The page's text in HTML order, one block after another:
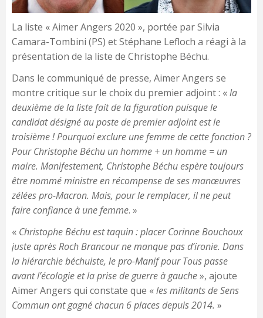
La liste « Aimer Angers 2020 », portée par Silvia
Camara-Tombini (PS) et Stéphane Lefloch a réagi à la
présentation de la liste de Christophe Béchu.
Dans le communiqué de presse, Aimer Angers se
montre critique sur le choix du premier adjoint : «la
deuxième de la liste fait de la figuration puisque le
candidat désigné au poste de premier adjoint est le
troisième ! Pourquoi exclure une femme de cette fonction ?
Pour Christophe Béchu un homme + un homme = un
maire. Manifestement, Christophe Béchu espère toujours
être nommé ministre en récompense de ses manœuvres
zélées pro-Macron. Mais, pour le remplacer, il ne peut
faire confiance à une femme. »
« Christophe Béchu est taquin : placer Corinne Bouchoux
juste après Roch Brancour ne manque pas d’ironie. Dans
la hiérarchie béchuiste, le pro-Manif pour Tous passe
avant l’écologie et la prise de guerre à gauche», ajoute
Aimer Angers qui constate que «les militants de Sens
Commun ont gagné chacun 6 places depuis 2014. »